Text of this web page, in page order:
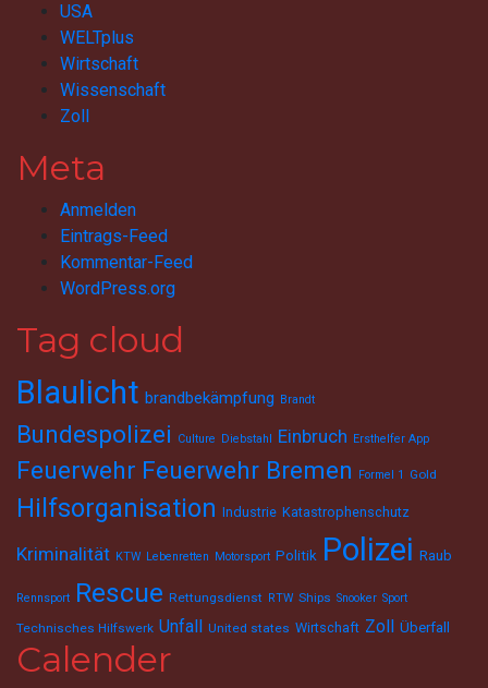
USA
WELTplus
Wirtschaft
Wissenschaft
Zoll
Meta
Anmelden
Eintrags-Feed
Kommentar-Feed
WordPress.org
Tag cloud
Blaulicht brandbekämpfung Brandt
Bundespolizei Culture Diebstahl Einbruch Ersthelfer App
Feuerwehr Feuerwehr Bremen Formel 1 Gold
Hilfsorganisation Industrie Katastrophenschutz
Kriminalität KTW Lebenretten Motorsport Politik Polizei Raub
Rennsport Rescue Rettungsdienst RTW Ships Snooker Sport
Technisches Hilfswerk Unfall United states Wirtschaft Zoll Überfall
Calender